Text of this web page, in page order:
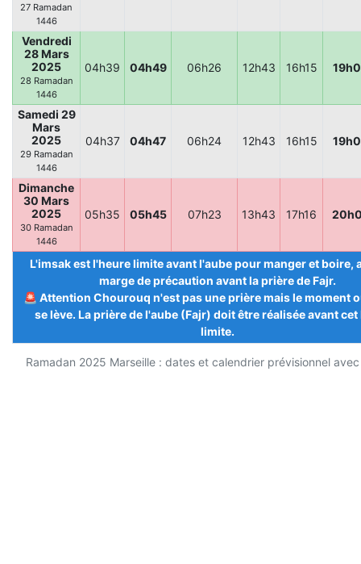
Ramadan 2025 Marseille : dates et calendrier prévisionnel
27 Ramadan
1446
Vendredi
28 Mars
2025
28 Ramadan
1446
04h39 04h49 06h26 12h43 16h15
Samedi 29
Mars
2025
29 Ramadan
1446
04h37 04h47 06h24 12h43 16h15
Dimanche
30 Mars
2025
30 Ramadan
1446
05h35 05h45 07h23 13h43 17h16
L'imsak est l'heure limite avant l'aube pour manger et boire,
marge de précaution avant la prière de Fajr.
🚨 Attention Chourouq n'est pas une prière mais le moment
se lève. La prière de l'aube (Fajr) doit être réalisée avant
limite.